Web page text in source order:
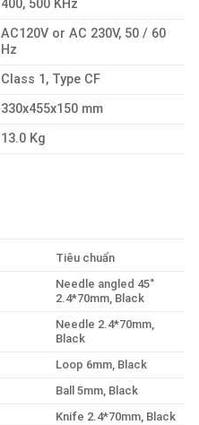
400, 500 KHz
AC120V or AC 230V, 50 / 60
Hz
Class 1, Type CF
330x455x150 mm
13.0 Kg
Tiêu chuẩn
Needle angled 45˚
2.4*70mm, Black
Needle 2.4*70mm,
Black
Loop 6mm, Black
Ball 5mm, Black
Knife 2.4*70mm, Black